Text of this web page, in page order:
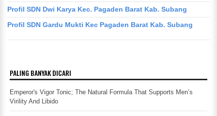
Profil SDN Dwi Karya Kec. Pagaden Barat Kab. Subang
Profil SDN Gardu Mukti Kec Pagaden Barat Kab. Subang
PALING BANYAK DICARI
Emperor's Vigor Tonic; The Natural Formula That Supports Men’s
Virility And Libido